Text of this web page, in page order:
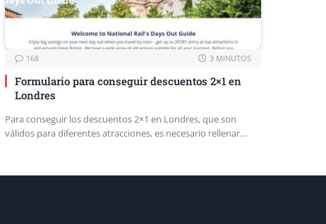
168 3 MINUTOS
Formulario para conseguir descuentos 2×1 en
Londres
Para conseguir los descuentos 2×1 en Londres, que son
válidos para diferentes atracciones, es necesario rellenar…